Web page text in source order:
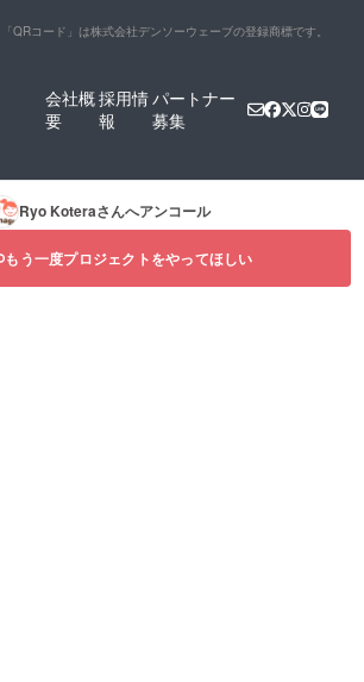
「QRコード」は株式会社デンソーウェーブの登録商標です。
会社概
要
採用情
報
パートナー
募集
Ryo Koteraさんへアンコール
もう一度プロジェクトをやってほしい